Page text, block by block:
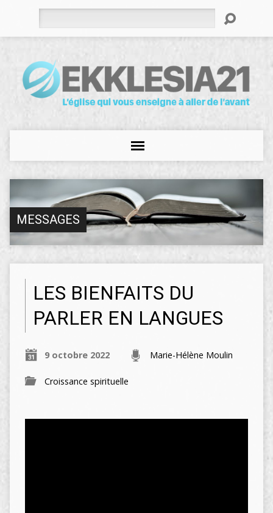
MESSAGES
LES BIENFAITS DU
PARLER EN LANGUES
9 octobre 2022 Marie-Hélène Moulin
Croissance spirituelle